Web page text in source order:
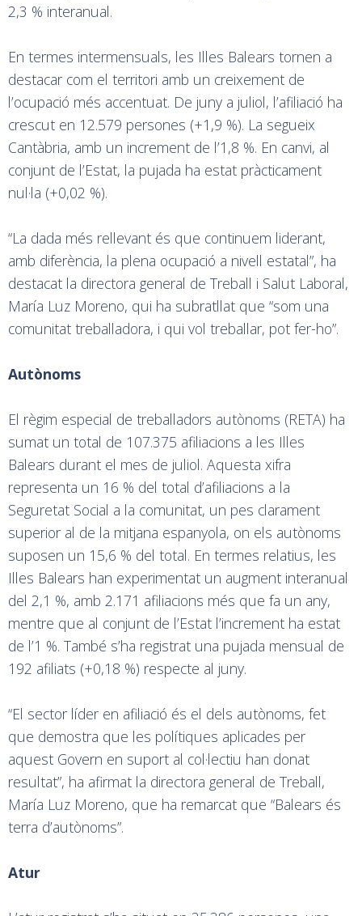
2,3 % interanual.
En termes intermensuals, les Illes Balears tornen a
destacar com el territori amb un creixement de
l’ocupació més accentuat. De juny a juliol, l’afiliació ha
crescut en 12.579 persones (+1,9 %). La segueix
Cantàbria, amb un increment de l’1,8 %. En canvi, al
conjunt de l’Estat, la pujada ha estat pràcticament
nul·la (+0,02 %).
“La dada més rellevant és que continuem liderant,
amb diferència, la plena ocupació a nivell estatal”, ha
destacat la directora general de Treball i Salut Laboral,
María Luz Moreno, qui ha subratllat que “som una
comunitat treballadora, i qui vol treballar, pot fer-ho”.
Autònoms
El règim especial de treballadors autònoms (RETA) ha
sumat un total de 107.375 afiliacions a les Illes
Balears durant el mes de juliol. Aquesta xifra
representa un 16 % del total d’afiliacions a la
Seguretat Social a la comunitat, un pes clarament
superior al de la mitjana espanyola, on els autònoms
suposen un 15,6 % del total. En termes relatius, les
Illes Balears han experimentat un augment interanual
del 2,1 %, amb 2.171 afiliacions més que fa un any,
mentre que al conjunt de l’Estat l’increment ha estat
de l’1 %. També s’ha registrat una pujada mensual de
192 afiliats (+0,18 %) respecte al juny.
“El sector líder en afiliació és el dels autònoms, fet
que demostra que les polítiques aplicades per
aquest Govern en suport al col·lectiu han donat
resultat”, ha afirmat la directora general de Treball,
María Luz Moreno, que ha remarcat que “Balears és
terra d’autònoms”.
Atur